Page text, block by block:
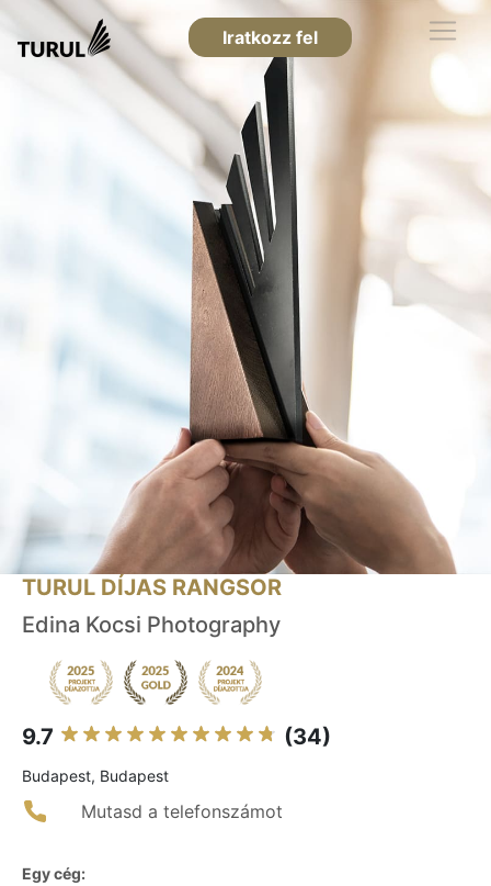
Iratkozz fel
TURUL DÍJAS RANGSOR
Edina Kocsi Photography
9.7 (34)
Budapest, Budapest
Mutasd a telefonszámot
Egy cég: